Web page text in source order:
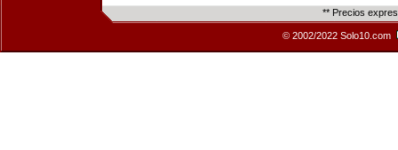
** Precios
© 2002/2022 Solo10.com